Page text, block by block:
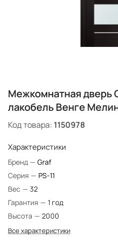
Межкомнатная дверь
лакобель Венге
Код товара: 1150978
Характеристики
Бренд — Graf
Серия — PS-11
Вес — 32
Гарантия — 1 год
Высота — 2000
Все характеристики